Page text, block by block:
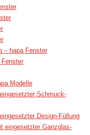
– hapa Fenster
Fenster
Modelle
Schmuck-
Design-Füllung
eingesetzter Ganzglas-